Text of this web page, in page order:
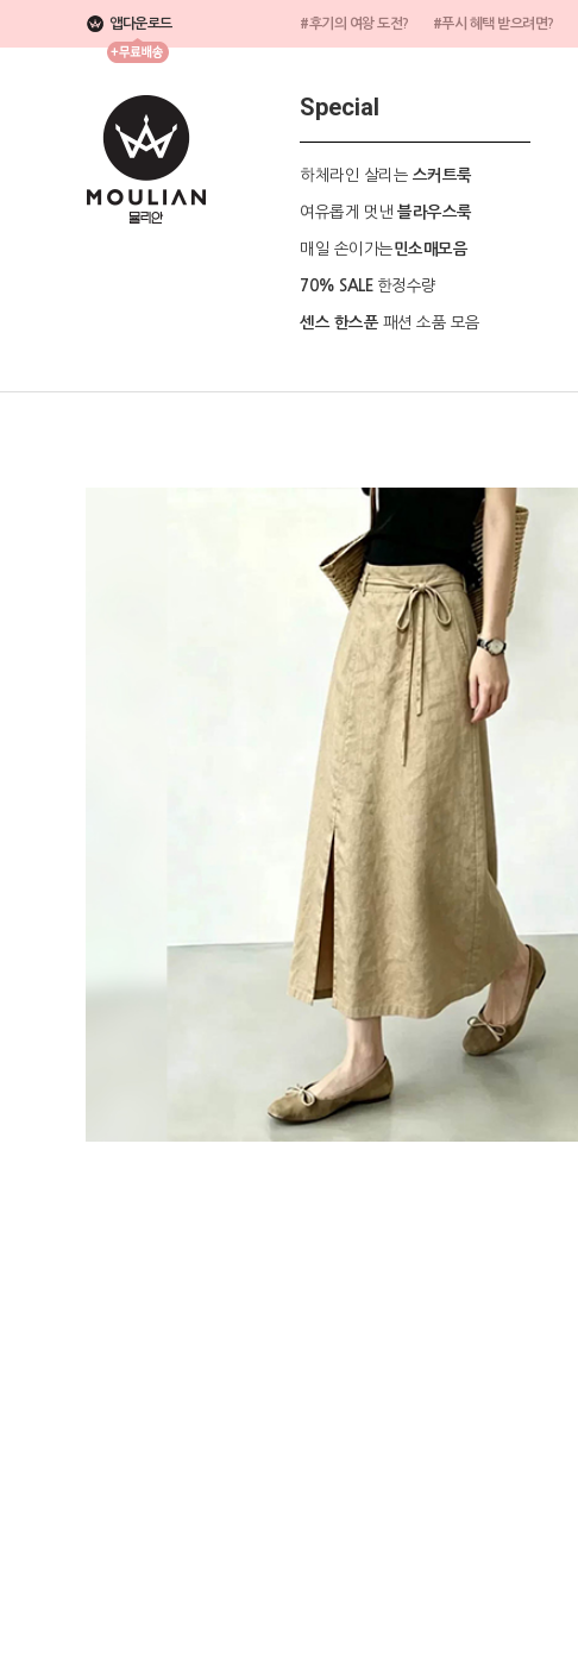
앱다운로드 #후기의 여왕 도전? #푸시 혜택 받으려면?
Special
하체라인 살리는 스커트룩
여유롭게 멋낸 블라우스룩
매일 손이가는민소매모음
70% SALE 한정수량
센스 한스푼패션 소품 모음